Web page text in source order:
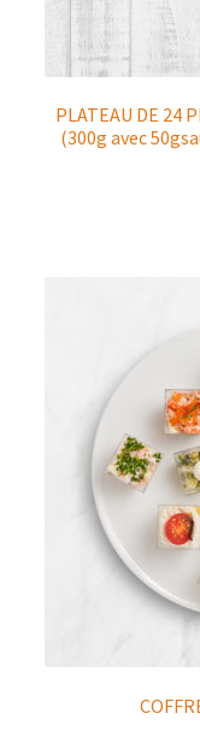
PLATEAU DE 24
(300g avec